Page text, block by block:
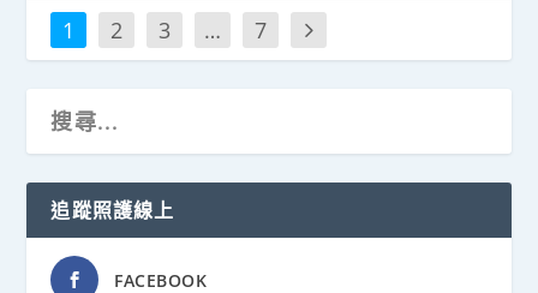
1 2 3 … 7
追蹤照護線上
FACEBOOK